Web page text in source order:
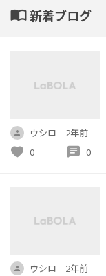
import_contacts新着ブログ
ウシロ ｜ 2年前
favorite 0 chat 0
ウシロ ｜ 2年前